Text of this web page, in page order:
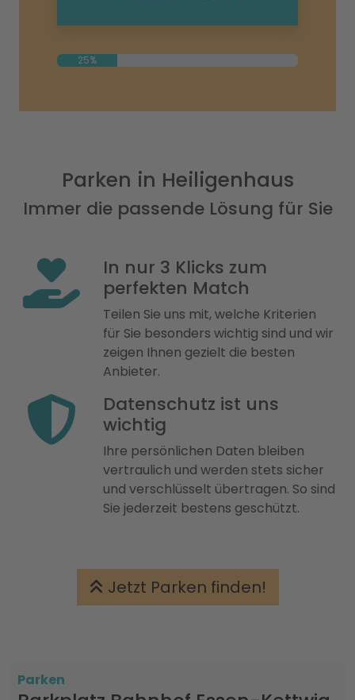
25%
Parken in Heiligenhaus
Immer die passende Lösung für Sie
In nur 3 Klicks zum
perfekten Match
Teilen Sie uns mit, welche Kriterien
für Sie besonders wichtig sind und wir
zeigen Ihnen gezielt die besten
Anbieter.
Datenschutz ist uns
wichtig
Ihre persönlichen Daten bleiben
vertraulich und werden stets sicher
und verschlüsselt übertragen. So sind
Sie jederzeit bestens geschützt.
Jetzt Parken finden!
Parken